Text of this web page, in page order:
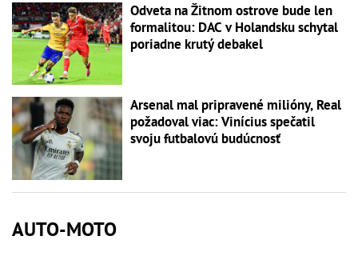
Odveta na Žitnom ostrove bude len
formalitou: DAC v Holandsku schytal
poriadne krutý debakel
Arsenal mal pripravené milióny, Real
požadoval viac: Vinícius spečatil
svoju futbalovú budúcnosť
AUTO-MOTO